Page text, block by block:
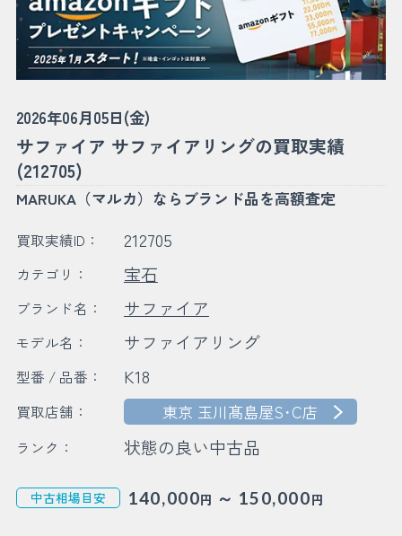
2026年06月05日(金)
サファイア サファイアリングの買取実績
(212705)
MARUKA（マルカ）ならブランド品を高額査定
買取実績ID： 212705
カテゴリ： 宝石
ブランド名： サファイア
モデル名： サファイアリング
型番 / 品番： K18
買取店舗： 東京 玉川髙島屋S･C店
ランク： 状態の良い中古品
中古相場目安 140,000円 ～ 150,000円